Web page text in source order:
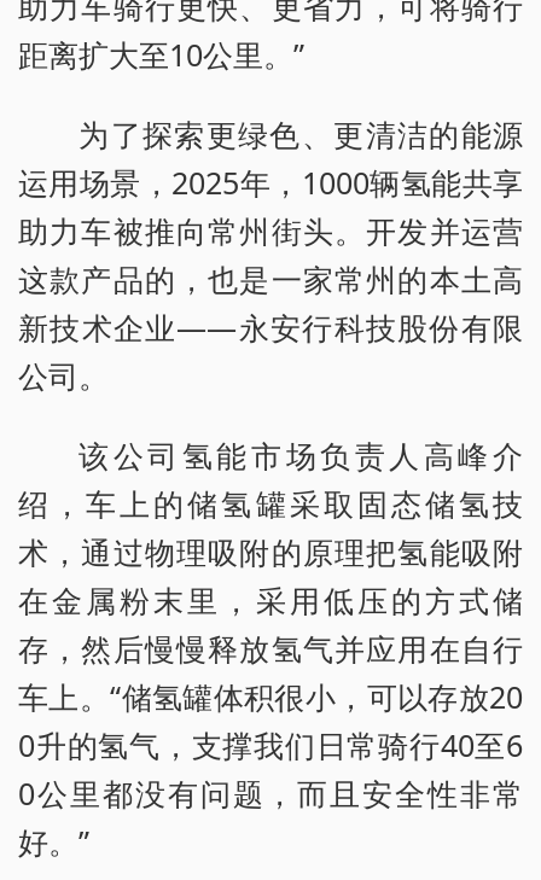
距离扩大至10公里。”
为了探索更绿色、更清洁的能源
运用场景，2025年，1000辆氢能共享
助力车被推向常州街头。开发并运营
这款产品的，也是一家常州的本土高
新技术企业——永安行科技股份有限
公司。
该公司氢能市场负责人高峰介
绍，车上的储氢罐采取固态储氢技
术，通过物理吸附的原理把氢能吸附
在金属粉末里，采用低压的方式储
存，然后慢慢释放氢气并应用在自行
车上。“储氢罐体积很小，可以存放20
0升的氢气，支撑我们日常骑行40至6
0公里都没有问题，而且安全性非常
好。”